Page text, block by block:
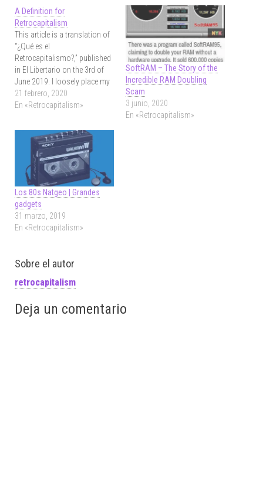
A Definition for
Retrocapitalism
This article is a translation of
“¿Qué es el
Retrocapitalismo?,” published
in El Libertario on the 3rd of
June 2019. I loosely place my
first retrocapitalist experience
by the time when found out
(aka chiptune). I can’t recall
how, but found the album The
21 febrero, 2020
En «Retrocapitalism»
SoftRAM – The Story of the
Incredible RAM Doubling
Scam
3 junio, 2020
En «Retrocapitalism»
Los 80s Natgeo | Grandes
gadgets
31 marzo, 2019
En «Retrocapitalism»
Sobre el autor
retrocapitalism
Deja un comentario